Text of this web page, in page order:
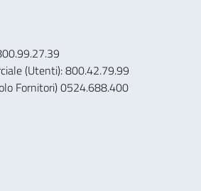
(Utenti): 800.42.79.99
Fornitori) 0524.688.400